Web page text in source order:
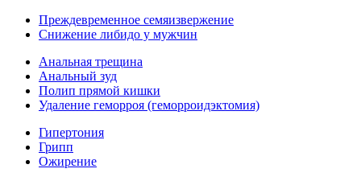
Преждевременное семяизвержение
Снижение либидо у мужчин
Анальная трещина
Анальный зуд
Полип прямой кишки
Удаление геморроя (геморроидэктомия)
Гипертония
Грипп
Ожирение